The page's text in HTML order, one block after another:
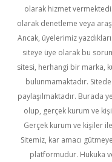
olarak hizmet
olarak denetleme veya
Ancak, üyelerimiz
siteye üye olarak bu
sitesi, herhangi bir marka,
bulunmamaktadır. Sitede
paylaşılmaktadır. Burada
olup, gerçek kurum ve
Gerçek kurum ve kişiler
Sitemiz, kar amacı
platformudur. Hukuka